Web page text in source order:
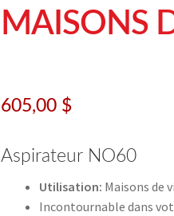
MAISONS
605,00 $
Aspirateur NO60
Utilisation: Maisons de
Incontournable dans